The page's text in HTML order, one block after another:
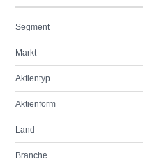
Segment
Markt
Aktientyp
Aktienform
Land
Branche